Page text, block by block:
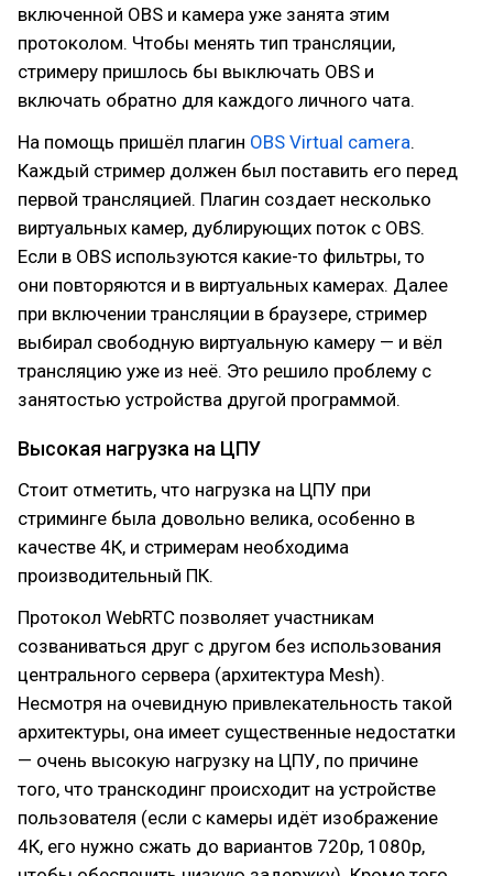
включенной OBS и камера уже занята этим
протоколом. Чтобы менять тип трансляции,
стримеру пришлось бы выключать OBS и
включать обратно для каждого личного чата.
На помощь пришёл плагин OBS Virtual camera.
Каждый стример должен был поставить его перед
первой трансляцией. Плагин создает несколько
виртуальных камер, дублирующих поток с OBS.
Если в OBS используются какие-то фильтры, то
они повторяются и в виртуальных камерах. Далее
при включении трансляции в браузере, стример
выбирал свободную виртуальную камеру — и вёл
трансляцию уже из неё. Это решило проблему с
занятостью устройства другой программой.
Высокая нагрузка на ЦПУ
Стоит отметить, что нагрузка на ЦПУ при
стриминге была довольно велика, особенно в
качестве 4К, и стримерам необходима
производительный ПК.
Протокол WebRTC позволяет участникам
созваниваться друг с другом без использования
центрального сервера (архитектура Mesh).
Несмотря на очевидную привлекательность такой
архитектуры, она имеет существенные недостатки
— очень высокую нагрузку на ЦПУ, по причине
того, что транскодинг происходит на устройстве
пользователя (если с камеры идёт изображение
4К, его нужно сжать до вариантов 720p, 1080p,